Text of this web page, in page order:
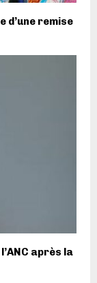
d’une remise
après la